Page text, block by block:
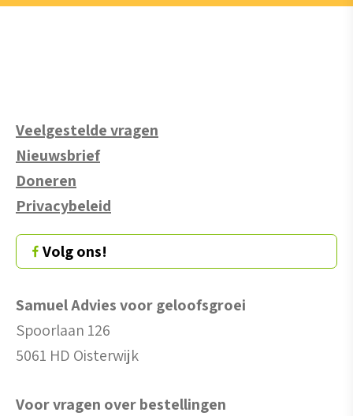
Veelgestelde vragen
Nieuwsbrief
Doneren
Privacybeleid
Volg ons!
Samuel Advies voor geloofsgroei
Spoorlaan 126
5061 HD Oisterwijk
Voor vragen over bestellingen